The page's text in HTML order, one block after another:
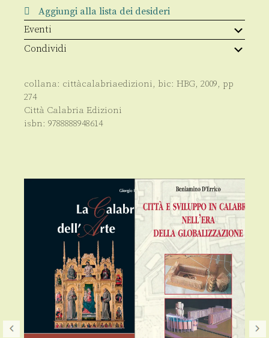
Aggiungi alla lista dei desideri
Eventi
Condividi
collana: cittàcalabriaedizioni, bic: HBG, 2009, pp
274
Città Calabria Edizioni
isbn: 9788888948614